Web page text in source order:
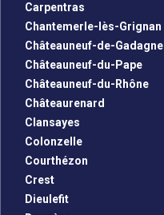
Carpentras
Chantemerle-lès-Grignan
Châteauneuf-de-Gadagne
Châteauneuf-du-Pape
Châteauneuf-du-Rhône
Châteaurenard
Clansayes
Colonzelle
Courthézon
Crest
Dieulefit